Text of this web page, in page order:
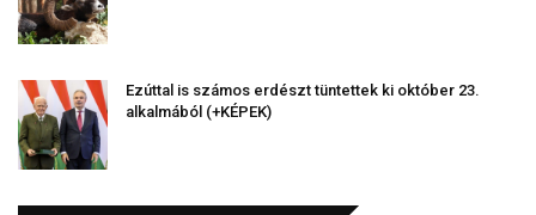
Ezúttal is számos erdészt tüntettek ki október 23.
alkalmából (+KÉPEK)